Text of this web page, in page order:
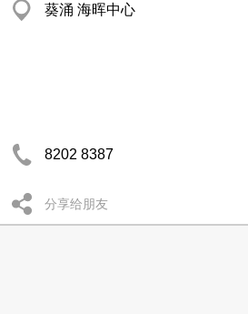
葵涌 海晖中心
8202 8387
分享给朋友